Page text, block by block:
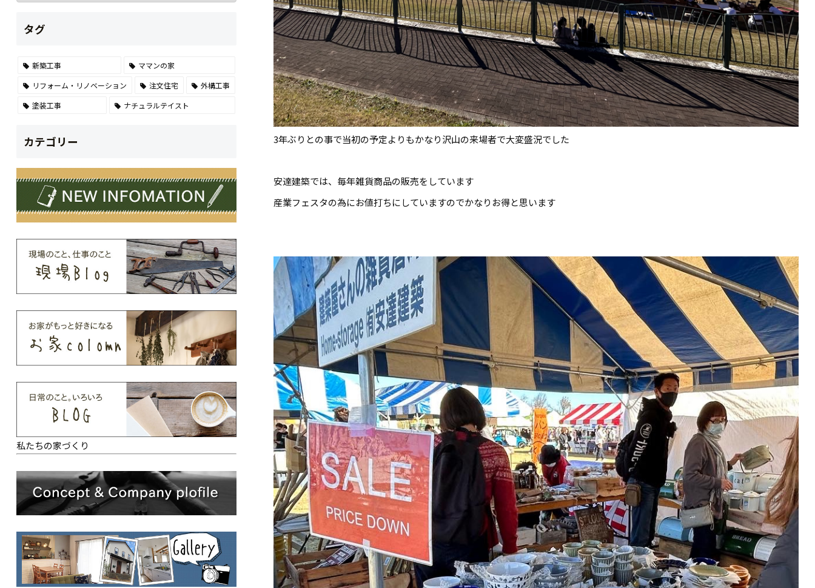
3年ぶりとの事で当初の予定よりもかなり沢山の来場者で大変盛況でした
安達建築では、毎年雑貨商品の販売をしています
産業フェスタの為にお値打ちにしていますのでかなりお得と思います
タグ
新築工事
ママンの家
リフォーム・リノベーション
注文住宅
外構工事
塗装工事
ナチュラルテイスト
カテゴリー
私たちの家づくり